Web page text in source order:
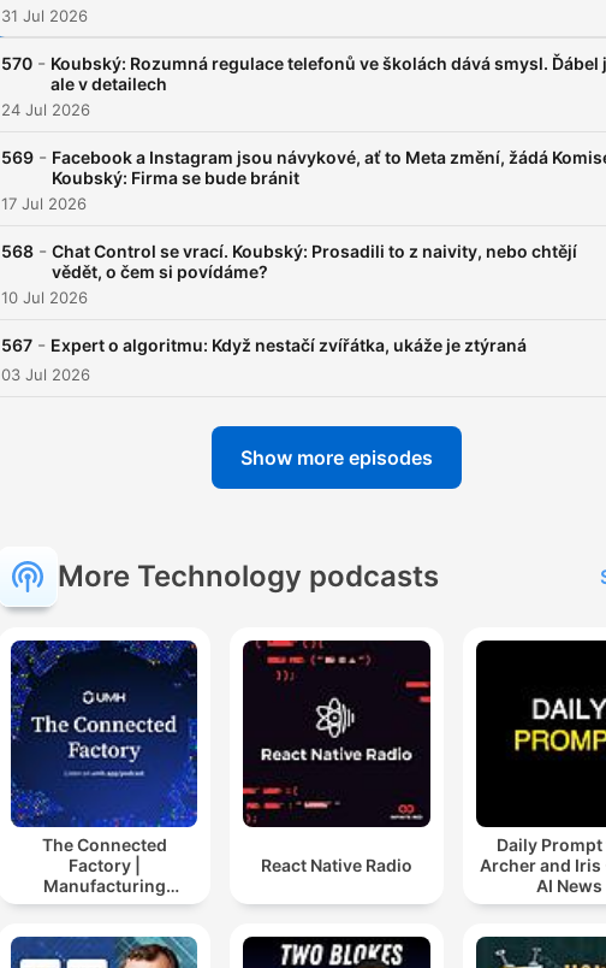
31 Jul 2026
570 - Koubský: Rozumná regulace telefonů ve školách dává smysl. Ďábel
ale v detailech
24 Jul 2026
569 - Facebook a Instagram jsou návykové, ať to Meta změní, žádá
Koubský: Firma se bude bránit
17 Jul 2026
568 - Chat Control se vrací. Koubský: Prosadili to z naivity, nebo chtějí
vědět, o čem si povídáme?
10 Jul 2026
567 - Expert o algoritmu: Když nestačí zvířátka, ukáže je ztýraná
03 Jul 2026
Show more episodes
More Technology podcasts
The Connected
Factory |
Manufacturing
Industry Podcast
React Native Radio
Daily
Archer and Iris
AI News